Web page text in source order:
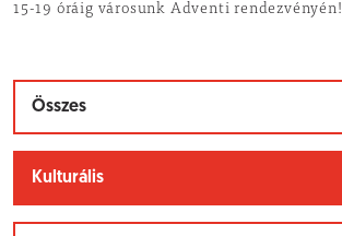
15-19 óráig városunk Adventi rendezvényén!
Összes
Kulturális